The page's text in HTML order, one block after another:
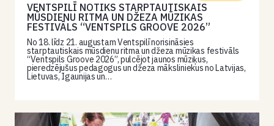
VENTSPILĪ NOTIKS STARPTAUTISKAIS
MŪSDIENU RITMA UN DŽEZA MŪZIKAS
FESTIVĀLS “VENTSPILS GROOVE 2026”
No 18. līdz 21. augustam Ventspilī norisināsies
starptautiskais mūsdienu ritma un džeza mūzikas festivāls
“Ventspils Groove 2026”, pulcējot jaunos mūziķus,
pieredzējušus pedagogus un džeza māksliniekus no Latvijas,
Lietuvas, Igaunijas un…